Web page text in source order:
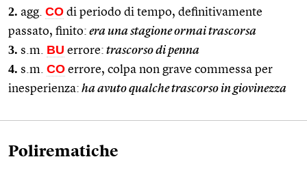
2. agg. CO di periodo di tempo, definitivamente
passato, finito: era una stagione ormai trascorsa
3. s.m. BU errore: trascorso di penna
4. s.m. CO errore, colpa non grave commessa per
inesperienza: ha avuto qualche trascorso in giovinezza
Polirematiche